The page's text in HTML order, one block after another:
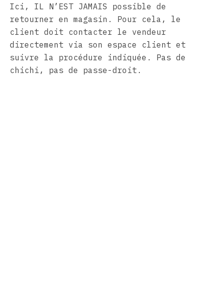
Ici, IL N’EST JAMAIS possible de
retourner en magasin. Pour cela, le
client doit contacter le vendeur
directement via son espace client et
suivre la procédure indiquée. Pas de
chichi, pas de passe-droit.